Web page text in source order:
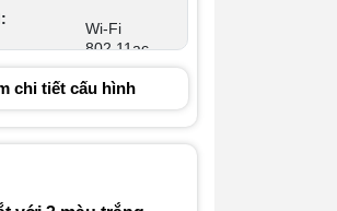
Wi-Fi
802.11ac
(2.4 GHz /
5 GHz)
Bluetooth®
chi tiết cấu hình